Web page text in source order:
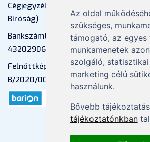
Az oldal
szükséges,
támogató, az egyes
munkamenetek
szolgáló,
marketing célú
használunk.
Bővebb
tájékoztatónkban
Cégjegyzékszám: 01-09-883770
Bíróság)
Bankszámlaszám: CIB Bank, 10700581-
43202906-51100005
Felnőttképzési nyilvántartási szám:
B/2020/000053